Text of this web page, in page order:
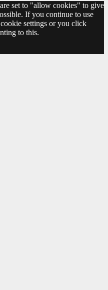
set to "allow cookies" to give
If you continue to use
settings or you click
to this.